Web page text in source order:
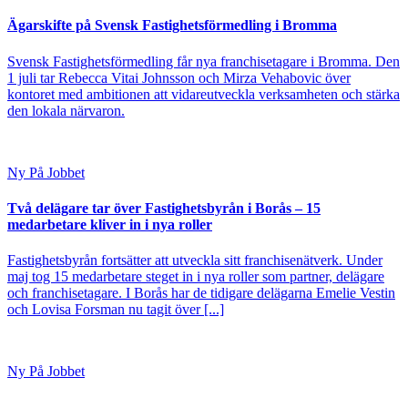
Ägarskifte på Svensk Fastighetsförmedling i Bromma
Svensk Fastighetsförmedling får nya franchisetagare i Bromma. Den
1 juli tar Rebecca Vitai Johnsson och Mirza Vehabovic över
kontoret med ambitionen att vidareutveckla verksamheten och stärka
den lokala närvaron.
Ny På Jobbet
Två delägare tar över Fastighetsbyrån i Borås – 15
medarbetare kliver in i nya roller
Fastighetsbyrån fortsätter att utveckla sitt franchisenätverk. Under
maj tog 15 medarbetare steget in i nya roller som partner, delägare
och franchisetagare. I Borås har de tidigare delägarna Emelie Vestin
och Lovisa Forsman nu tagit över [...]
Ny På Jobbet